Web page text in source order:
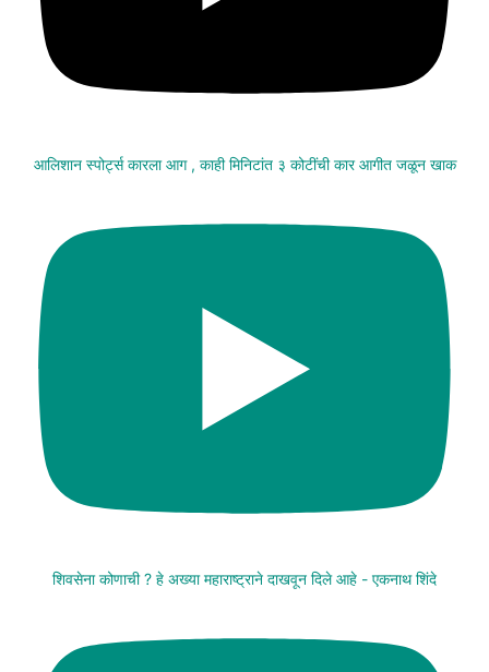
आलिशान स्पोर्ट्स कारला आग , काही मिनिटांत ३ कोटींची कार आगीत जळून खाक
शिवसेना कोणाची ? हे अख्या महाराष्ट्राने दाखवून दिले आहे - एकनाथ शिंदे